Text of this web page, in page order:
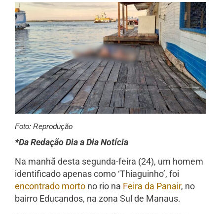
Foto: Reprodução
*Da Redação Dia a Dia Notícia
Na manhã desta segunda-feira (24), um homem
identificado apenas como ‘Thiaguinho’, foi
encontrado morto no rio na Feira da Panair, no
bairro Educandos, na zona Sul de Manaus.